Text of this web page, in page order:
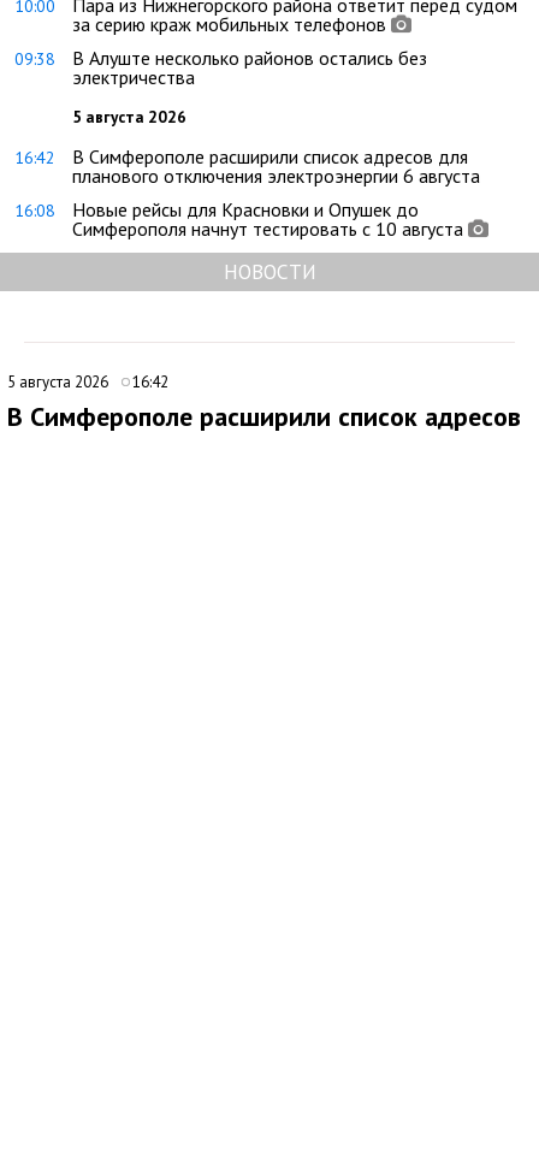
10:00
за серию краж мобильных телефонов
09:38
В Алуште несколько районов остались без
электричества
5 августа 2026
16:42
В Симферополе расширили список адресов для
планового отключения электроэнергии 6 августа
16:08
Новые рейсы для Красновки и Опушек до
Симферополя начнут тестировать с 10 августа
НОВОСТИ
5 августа 2026 16:42
В Симферополе расширили список адресов